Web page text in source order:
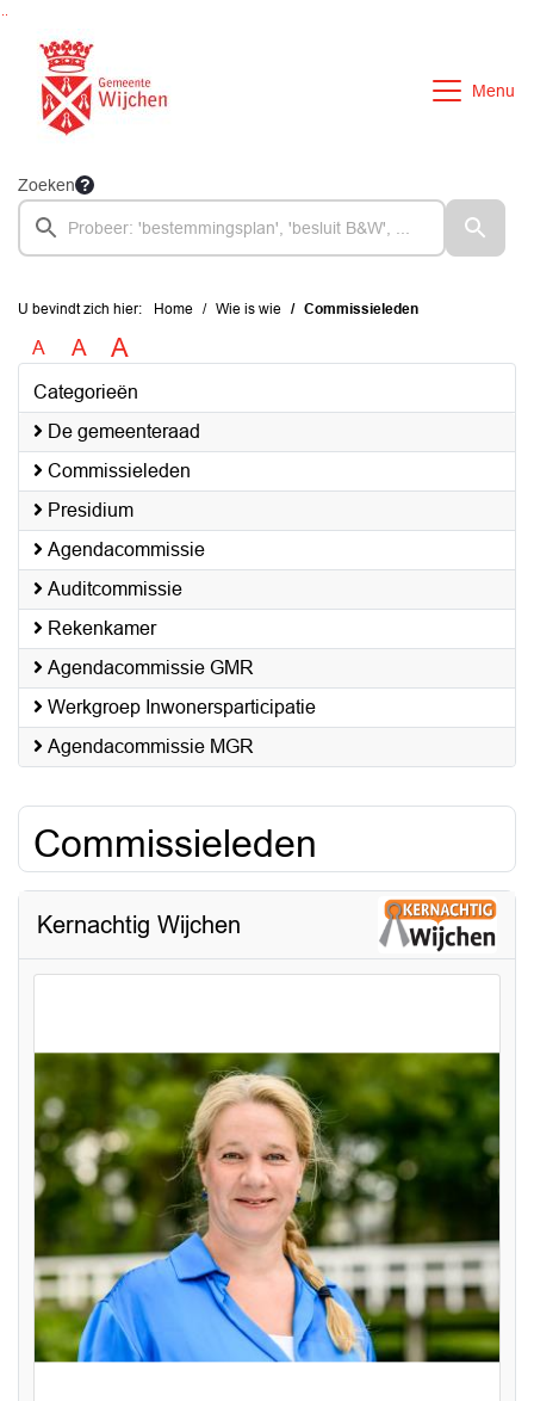
Ga naar de inhoud van deze pagina
Ga naar het zoeken
Ga naar het menu
Menu
Zoeken
U bevindt zich hier: Home Wie is wie Commissieleden
A A A
Categorieën
De gemeenteraad
Commissieleden
Presidium
Agendacommissie
Auditcommissie
Rekenkamer
Agendacommissie GMR
Werkgroep Inwonersparticipatie
Agendacommissie MGR
Commissieleden
Kernachtig Wijchen